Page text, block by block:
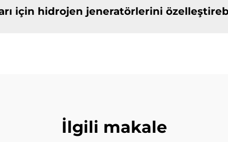
için hidrojen jeneratörlerini
İlgili makale